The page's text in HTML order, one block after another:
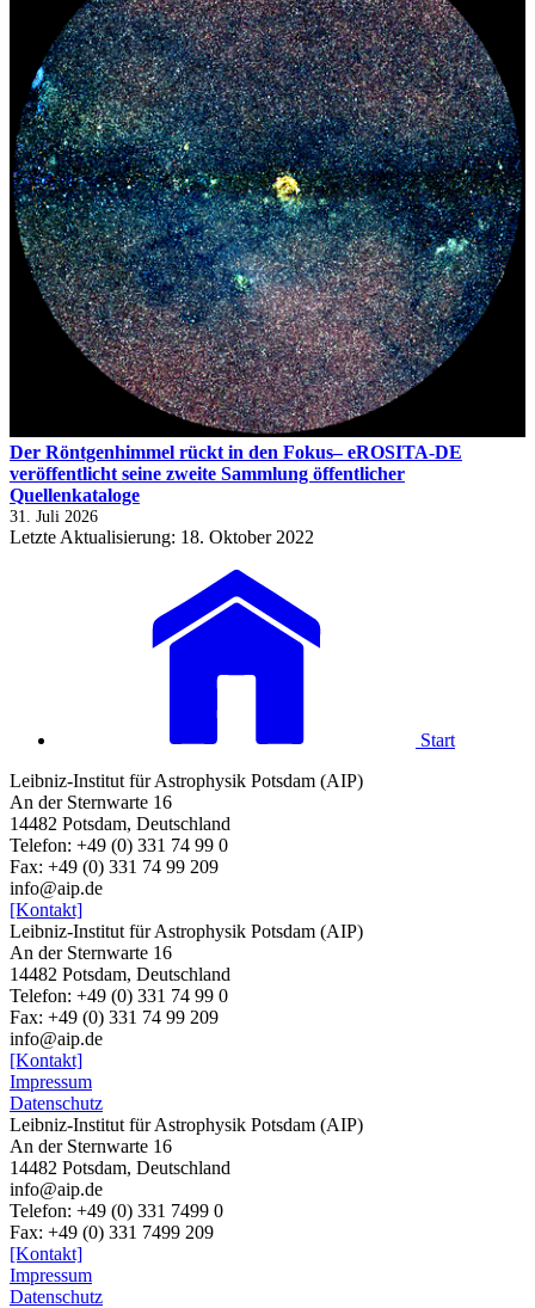
Der Röntgenhimmel rückt in den Fokus– eROSITA-DE
veröffentlicht seine zweite Sammlung öffentlicher
Quellenkataloge
31. Juli 2026
Letzte Aktualisierung: 18. Oktober 2022
Start
Leibniz-Institut für Astrophysik Potsdam (AIP)
An der Sternwarte 16
14482 Potsdam, Deutschland
Telefon: +49 (0) 331 74 99 0
Fax: +49 (0) 331 74 99 209
info@aip.de
[Kontakt]
Leibniz-Institut für Astrophysik Potsdam (AIP)
An der Sternwarte 16
14482 Potsdam, Deutschland
Telefon: +49 (0) 331 74 99 0
Fax: +49 (0) 331 74 99 209
info@aip.de
[Kontakt]
Impressum
Datenschutz
Leibniz-Institut für Astrophysik Potsdam (AIP)
An der Sternwarte 16
14482 Potsdam, Deutschland
info@aip.de
Telefon: +49 (0) 331 7499 0
Fax: +49 (0) 331 7499 209
[Kontakt]
Impressum
Datenschutz